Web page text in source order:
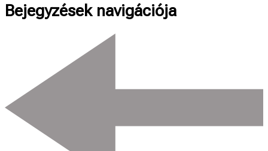
Bejegyzések navigációja